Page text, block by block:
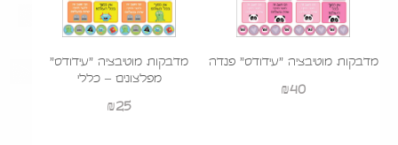
מדבקות מוטיבציה "עידודס" פנדה
₪40
מדבקות מוטיבציה "עידודס"
מפלצונים – כללי
₪25